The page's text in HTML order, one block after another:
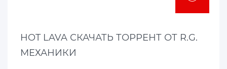
HOT LAVA СКАЧАТЬ ТОРРЕНТ ОТ R.G.
МЕХАНИКИ